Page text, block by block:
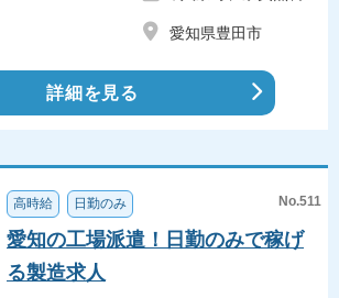
愛知県豊田市
詳細を見る
高時給 日勤のみ No.511
愛知の工場派遣！日勤のみで稼げ
る製造求人